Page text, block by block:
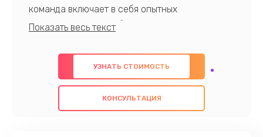
команда включает в себя опытных
профессионалов с обширными знаниями и
предлагаем быстрый и качественный ремонт с
использованием оригинальных компонентов, а
также гарантируем качество всех
проведенных работ. Наша цель - предоставить
УЗНАТЬ СТОИМОСТЬ
КОНСУЛЬТАЦИЯ